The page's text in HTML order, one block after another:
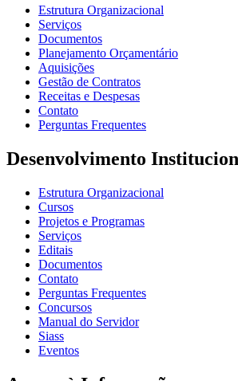
Estrutura Organizacional
Serviços
Documentos
Planejamento Orçamentário
Aquisições
Gestão de Contratos
Receitas e Despesas
Contato
Perguntas Frequentes
Desenvolvimento
Estrutura Organizacional
Cursos
Projetos e Programas
Serviços
Editais
Documentos
Contato
Perguntas Frequentes
Concursos
Manual do Servidor
Siass
Eventos